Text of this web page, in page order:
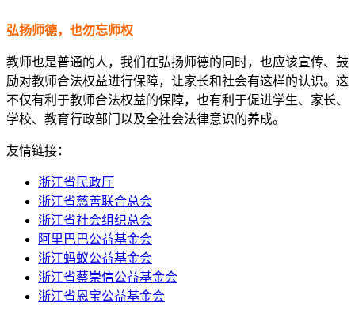
弘扬师德，也勿忘师权
教师也是普通的人，我们在弘扬师德的同时，也应该宣传、鼓
励对教师合法权益进行保障，让家长和社会有这样的认识。这
不仅有利于教师合法权益的保障，也有利于促进学生、家长、
学校、教育行政部门以及全社会法律意识的养成。
友情链接：
浙江省民政厅
浙江省慈善联合总会
浙江省社会组织总会
阿里巴巴公益基金会
浙江蚂蚁公益基金会
浙江省蔡崇信公益基金会
浙江省恩宝公益基金会